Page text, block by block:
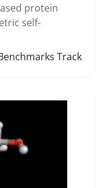
protein
self-
Track